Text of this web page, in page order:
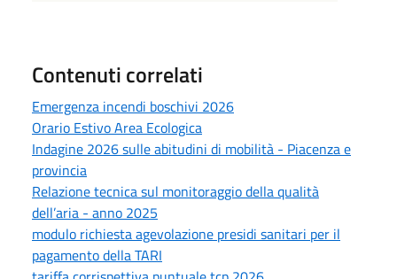
Contenuti correlati
Emergenza incendi boschivi 2026
Orario Estivo Area Ecologica
Indagine 2026 sulle abitudini di mobilità - Piacenza e
provincia
Relazione tecnica sul monitoraggio della qualità
dell’aria - anno 2025
modulo richiesta agevolazione presidi sanitari per il
pagamento della TARI